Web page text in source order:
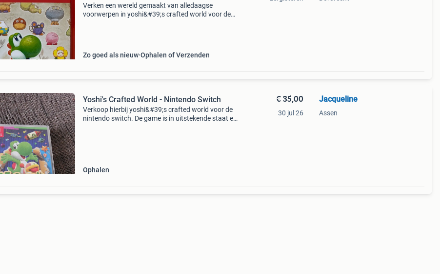
Verken een wereld gemaakt van alledaagse
voorwerpen in yoshi&#39;s crafted world voor de
Zo goed als nieuw Ophalen of Verzenden
Yoshi's Crafted World - Nintendo Switch
Verkoop hierbij yoshi&#39;s crafted world voor de
nintendo switch. De game is in uitstekende staat en
Ophalen
€ 35,00
30 jul 26
Jacqueline
Assen